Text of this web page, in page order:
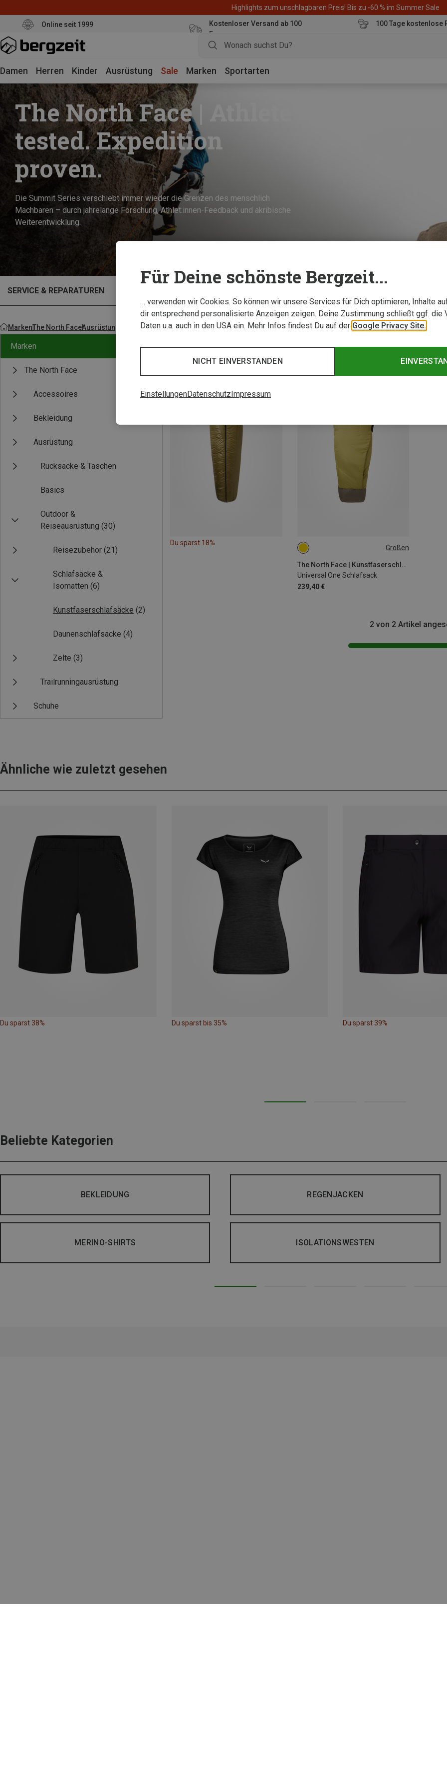
Highlights zum unschlagbaren Preis! Bis zu -60 % im Summer Sale
Online seit 1999
Kostenloser Versand ab 100
Euro
100 Tage kostenlose
Damen Herren Kinder Ausrüstung Sale Marken Sportarten
The North Face | Athlete
tested. Expedition
proven.
Die Summit Series verschiebt immer wieder die Grenzen des menschlich
Machbaren – durch jahrelange Forschung, Athlet:innen-Feedback und akribische
Weiterentwicklung.
SERVICE & REPARATUREN
MarkenThe North FaceAusrüstung Outdoor & ReiseausrüstungSchlafsäcke & Isomatten
Marken
The North Face
Accessoires
Bekleidung
Ausrüstung
Rucksäcke & Taschen
Basics
Outdoor &
Reiseausrüstung (30)
Reisezubehör (21)
Schlafsäcke &
Isomatten (6)
Kunstfaserschlafsäcke (2)
Daunenschlafsäcke (4)
Zelte (3)
Trailrunningausrüstung
Schuhe
Du sparst 18%
Größen
The North Face | Kunstfaserschlafsäcke
Universal One Schlafsack
239,40 €
LNG
2 von 2 Artikel
Ähnliche wie zuletzt gesehen
Du sparst 38% Du sparst bis 35% Du sparst 39%
Beliebte Kategorien
BEKLEIDUNG REGENJACKEN
MERINO-SHIRTS ISOLATIONSWESTEN
Für Deine schönste Bergzeit...
… verwenden wir Cookies. So können wir unsere Services für Dich optimieren, Inhalte
dir entsprechend personalisierte Anzeigen zeigen. Deine Zustimmung schließt ggf. die
Daten u.a. auch in den USA ein. Mehr Infos findest Du auf der Google Privacy Site.
NICHT EINVERSTANDEN
EinstellungenDatenschutzImpressum